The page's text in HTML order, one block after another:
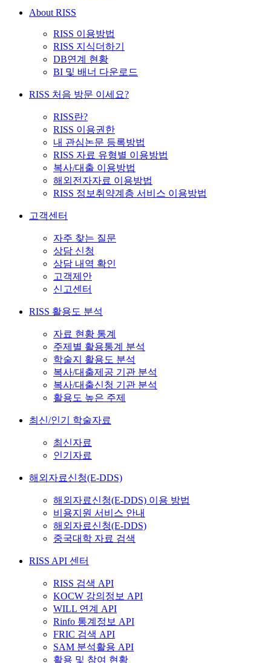
About RISS
RISS 이용방법
RISS 지식더하기
DB연계 현황
BI 및 배너 다운로드
RISS 처음 방문 이세요?
RISS란?
RISS 이용권한
내 관심논문 등록방법
RISS 자료 유형별 이용방법
복사/대출 이용방법
해외전자자료 이용방법
RISS 정보취약계층 서비스 이용방법
고객센터
자주 찾는 질문
상담 신청
상담 내역 확인
고객제안
신고센터
RISS 활용도 분석
자료 현황 통계
주제별 활용통계 분석
학술지 활용도 분석
복사/대출제공 기관 분석
복사/대출신청 기관 분석
활용도 높은 주제
최신/인기 학술자료
최신자료
인기자료
해외자료신청(E-DDS)
해외자료신청(E-DDS) 이용 방법
비용지원 서비스 안내
해외자료신청(E-DDS)
중국대학 자료 검색
RISS API 센터
RISS 검색 API
KOCW 강의정보 API
WILL 연계 API
Rinfo 통계정보 API
FRIC 검색 API
SAM 분석활용 API
활용 및 참여 현황